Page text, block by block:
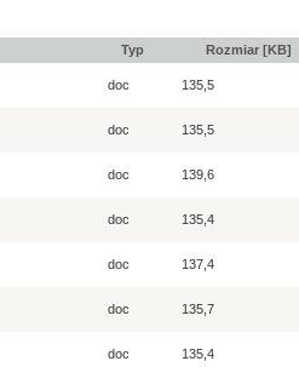
Typ Rozmiar [KB]
doc 135,5
doc 135,5
doc 139,6
doc 135,4
doc 137,4
doc 135,7
doc 135,4